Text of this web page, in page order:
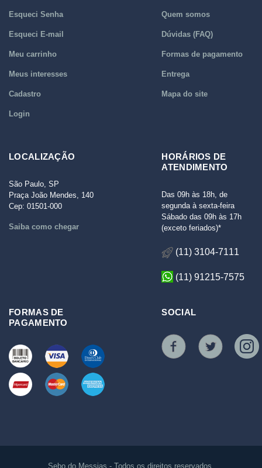
Esqueci Senha
Esqueci E-mail
Meu carrinho
Meus interesses
Cadastro
Login
Quem somos
Dúvidas (FAQ)
Formas de pagamento
Entrega
Mapa do site
LOCALIZAÇÃO
São Paulo, SP
Praça João Mendes, 140
Cep: 01501-000
Saiba como chegar
HORÁRIOS DE
ATENDIMENTO
Das 09h às 18h, de
segunda à sexta-feira
Sábado das 09h às 17h
(exceto feriados)*
(11) 3104-7111
(11) 91215-7575
FORMAS DE
PAGAMENTO
SOCIAL
Sebo do Messias - Todos os direitos reservados.